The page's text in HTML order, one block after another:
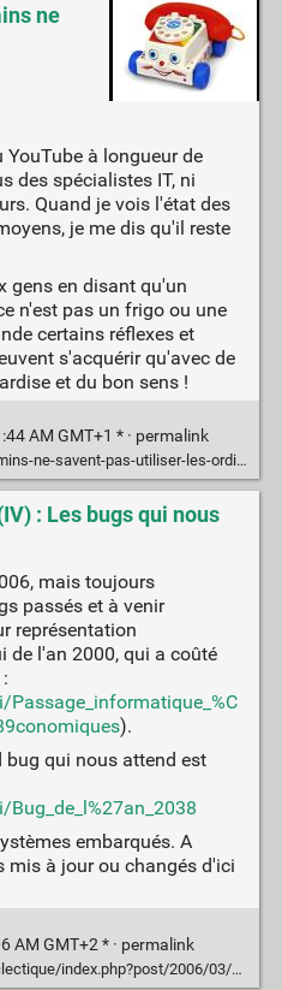
ne
YouTube à longueur de
des spécialistes IT, ni
Quand je vois l'état des
je me dis qu'il reste
gens en disant qu'un
n'est pas un frigo ou une
certains réflexes et
s'acquérir qu'avec de
et du bon sens !
AM GMT+1 * · permalink
savent-pas-utiliser-les-ordinateurs
: Les bugs qui nous
mais toujours
passés et à venir
représentation
de l'an 2000, qui a coûté
).
bug qui nous attend est
embarqués. A
mis à jour ou changés d'ici
AM GMT+2 * · permalink
2006/03/02/92-les-bugs-qui-nous-attendent